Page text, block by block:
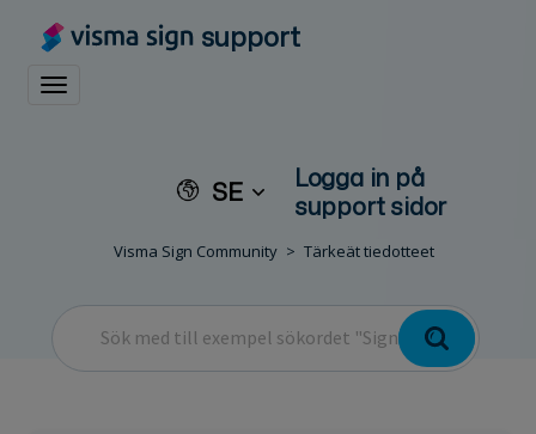
support
Toggle navigation
SE
Logga in på
support sidor
Visma Sign Community Tärkeät tiedotteet